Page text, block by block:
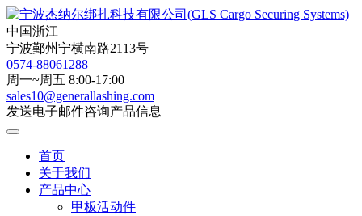
中国浙江
宁波鄞州宁横南路2113号
0574-88061288
周一~周五 8:00-17:00
sales10@generallashing.com
发送电子邮件咨询产品信息
首页
关于我们
产品中心
甲板活动件